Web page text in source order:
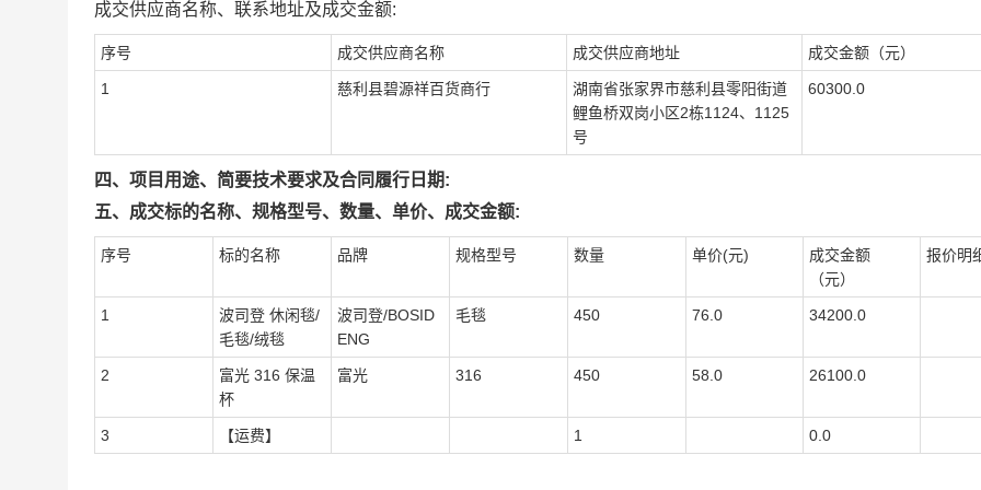
成交供应商名称、联系地址及成交金额:
序号 成交供应商名称 成交供应商地址 成交金额（元）
1 慈利县碧源祥百货商行
湖南省张家界市慈利县零阳街道
鲤鱼桥双岗小区2栋1124、1125
号
60300.0
四、项目用途、简要技术要求及合同履行日期:
五、成交标的名称、规格型号、数量、单价、成交金额:
序号 标的名称 品牌 规格型号 数量 单价(元)
成交金额
（元）
报价明
1
波司登 休闲毯/
毛毯/绒毯
波司登/BOSID
ENG
毛毯 450 76.0 34200.0
2
富光 316 保温
杯
富光 316 450 58.0 26100.0
3 【运费】 1 0.0